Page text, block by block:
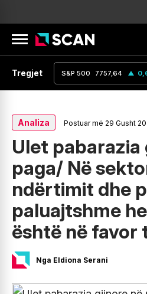
Tregjet
0% S&P 500 7757,64
Analiza Postuar më 29 Gusht
Ulet pabarazia
paga/ Në
ndërtimit dhe
paluajtshme
është në favor
Nga Eldiona Serani